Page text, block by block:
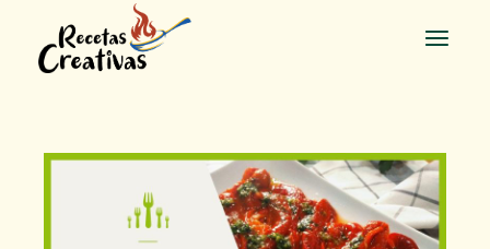
contenido